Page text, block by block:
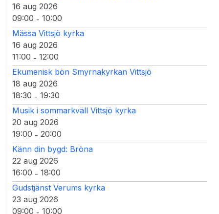
16 aug 2026
09:00 - 10:00
Mässa Vittsjö kyrka
16 aug 2026
11:00 - 12:00
Ekumenisk bön Smyrnakyrkan Vittsjö
18 aug 2026
18:30 - 19:30
Musik i sommarkväll Vittsjö kyrka
20 aug 2026
19:00 - 20:00
Känn din bygd: Bröna
22 aug 2026
16:00 - 18:00
Gudstjänst Verums kyrka
23 aug 2026
09:00
10:00